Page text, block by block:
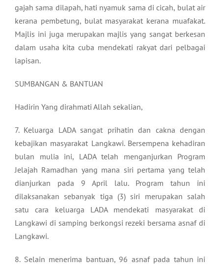
gajah sama dilapah, hati nyamuk sama di cicah, bulat air
kerana pembetung, bulat masyarakat kerana muafakat.
Majlis ini juga merupakan majlis yang sangat berkesan
dalam usaha kita cuba mendekati rakyat dari pelbagai
lapisan.
SUMBANGAN & BANTUAN
Hadirin Yang dirahmati Allah sekalian,
7. Keluarga LADA sangat prihatin dan cakna dengan
kebajikan masyarakat Langkawi. Bersempena kehadiran
bulan mulia ini, LADA telah menganjurkan Program
Jelajah Ramadhan yang mana siri pertama yang telah
dianjurkan pada 9 April lalu. Program tahun ini
dilaksanakan sebanyak tiga (3) siri merupakan salah
satu cara keluarga LADA mendekati masyarakat di
Langkawi di samping berkongsi rezeki bersama asnaf di
Langkawi.
8. Selain menerima bantuan, 96 asnaf pada tahun ini